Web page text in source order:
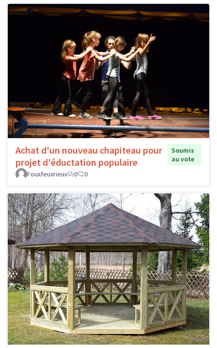
Achat d'un nouveau chapiteau pour
projet d'éductation populaire
Soumis
au vote
Fouxfeuxrieux
0 0